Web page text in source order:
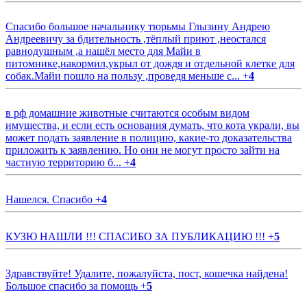
Спасибо большое начальнику тюрьмы Глызину Андрею
Андреевичу за бдительность ,тёплый приют ,неостался
равнодушным ,а нашёл место для Майи в
питомнике,накормил,укрыл от дождя и отдельной клетке для
собак.Майи пошло на пользу ,проведя меньше с... +4
в рф домашние животные считаются особым видом
имущества, и если есть основания думать, что кота украли, вы
может подать заявление в полицию, какие-то доказательства
приложить к заявлению. Но они не могут просто зайти на
частную территорию б... +4
Нашелся. Спасибо +4
КУЗЮ НАШЛИ !!! СПАСИБО ЗА ПУБЛИКАЦИЮ !!! +5
Здравствуйте! Удалите, пожалуйста, пост, кошечка найдена!
Большое спасибо за помощь +5